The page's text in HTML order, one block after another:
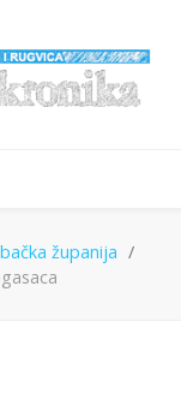
županija